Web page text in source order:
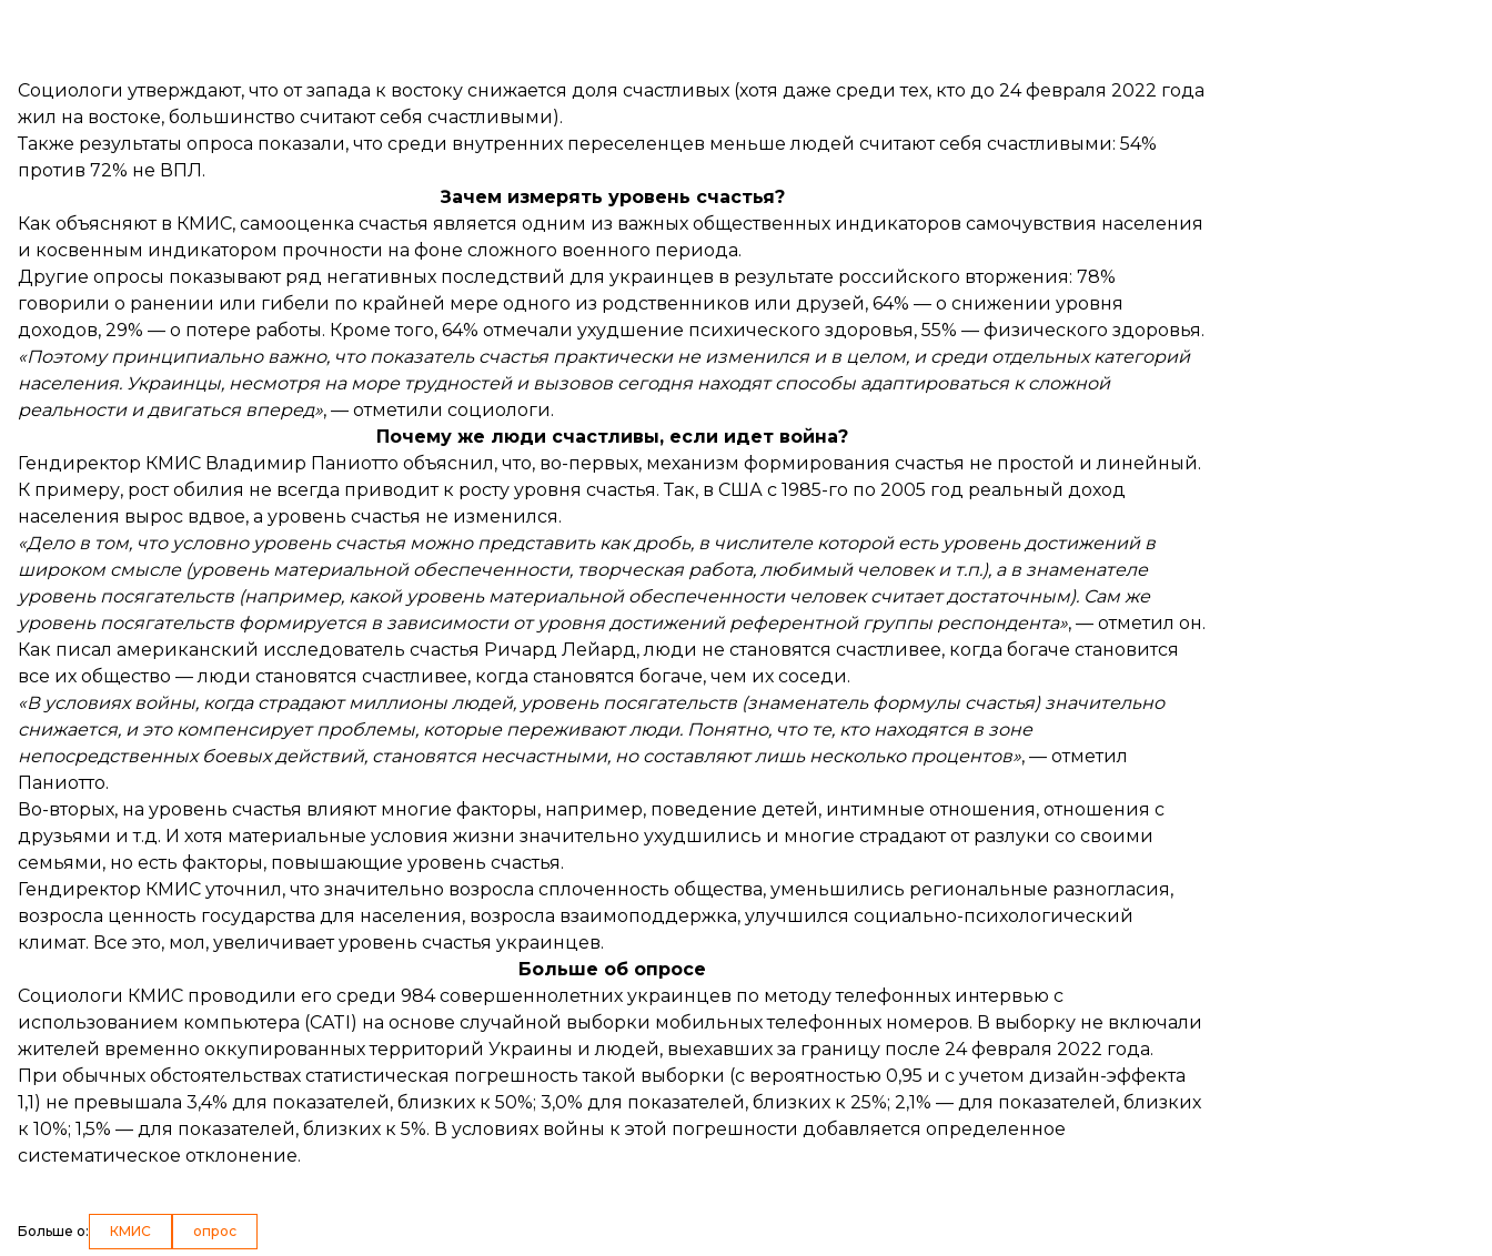
Социологи утверждают, что от запада к востоку снижается доля счастливых (хотя даже среди тех, кто до 24 февраля 2022 года
жил на востоке, большинство считают себя счастливыми).
Также результаты опроса показали, что среди внутренних переселенцев меньше людей считают себя счастливыми: 54%
против 72% не ВПЛ.
Зачем измерять уровень счастья?
Как объясняют в КМИС, самооценка счастья является одним из важных общественных индикаторов самочувствия населения
и косвенным индикатором прочности на фоне сложного военного периода.
Другие опросы показывают ряд негативных последствий для украинцев в результате российского вторжения: 78%
говорили о ранении или гибели по крайней мере одного из родственников или друзей, 64% — о снижении уровня
доходов, 29% — о потере работы. Кроме того, 64% отмечали ухудшение психического здоровья, 55% — физического здоровья.
«Поэтому принципиально важно, что показатель счастья практически не изменился и в целом, и среди отдельных категорий
населения. Украинцы, несмотря на море трудностей и вызовов сегодня находят способы адаптироваться к сложной
реальности и двигаться вперед», — отметили социологи.
Почему же люди счастливы, если идет война?
Гендиректор КМИС Владимир Паниотто объяснил, что, во-первых, механизм формирования счастья не простой и линейный.
К примеру, рост обилия не всегда приводит к росту уровня счастья. Так, в США с 1985-го по 2005 год реальный доход
населения вырос вдвое, а уровень счастья не изменился.
«Дело в том, что условно уровень счастья можно представить как дробь, в числителе которой есть уровень достижений в
широком смысле (уровень материальной обеспеченности, творческая работа, любимый человек и т.п.), а в знаменателе
уровень посягательств (например, какой уровень материальной обеспеченности человек считает достаточным). Сам же
уровень посягательств формируется в зависимости от уровня достижений референтной группы респондента», — отметил он.
Как писал американский исследователь счастья Ричард Лейард, люди не становятся счастливее, когда богаче становится
все их общество — люди становятся счастливее, когда становятся богаче, чем их соседи.
«В условиях войны, когда страдают миллионы людей, уровень посягательств (знаменатель формулы счастья) значительно
снижается, и это компенсирует проблемы, которые переживают люди. Понятно, что те, кто находятся в зоне
непосредственных боевых действий, становятся несчастными, но составляют лишь несколько процентов», — отметил
Паниотто.
Во-вторых, на уровень счастья влияют многие факторы, например, поведение детей, интимные отношения, отношения с
друзьями и т.д. И хотя материальные условия жизни значительно ухудшились и многие страдают от разлуки со своими
семьями, но есть факторы, повышающие уровень счастья.
Гендиректор КМИС уточнил, что значительно возросла сплоченность общества, уменьшились региональные разногласия,
возросла ценность государства для населения, возросла взаимоподдержка, улучшился социально-психологический
климат. Все это, мол, увеличивает уровень счастья украинцев.
Больше об опросе
Социологи КМИС проводили его среди 984 совершеннолетних украинцев по методу телефонных интервью с
использованием компьютера (CATI) на основе случайной выборки мобильных телефонных номеров. В выборку не включали
жителей временно оккупированных территорий Украины и людей, выехавших за границу после 24 февраля 2022 года.
При обычных обстоятельствах статистическая погрешность такой выборки (с вероятностью 0,95 и с учетом дизайн-эффекта
1,1) не превышала 3,4% для показателей, близких к 50%; 3,0% для показателей, близких к 25%; 2,1% — для показателей, близких
к 10%; 1,5% — для показателей, близких к 5%. В условиях войны к этой погрешности добавляется определенное
систематическое отклонение.
Больше о: КМИС опрос